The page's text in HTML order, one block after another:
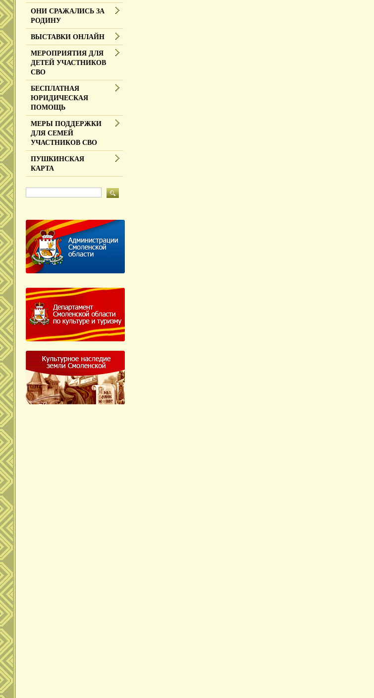
ОНИ СРАЖАЛИСЬ ЗА
РОДИНУ
ВЫСТАВКИ ОНЛАЙН
МЕРОПРИЯТИЯ ДЛЯ
ДЕТЕЙ УЧАСТНИКОВ
СВО
БЕСПЛАТНАЯ
ЮРИДИЧЕСКАЯ
ПОМОЩЬ
МЕРЫ ПОДДЕРЖКИ
ДЛЯ СЕМЕЙ
УЧАСТНИКОВ СВО
ПУШКИНСКАЯ
КАРТА